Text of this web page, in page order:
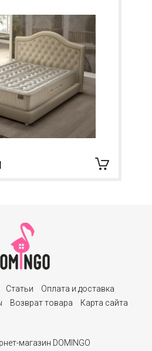
Статьи
Оплата и доставка
Возврат товара Карта сайта
магазин DOMINGO